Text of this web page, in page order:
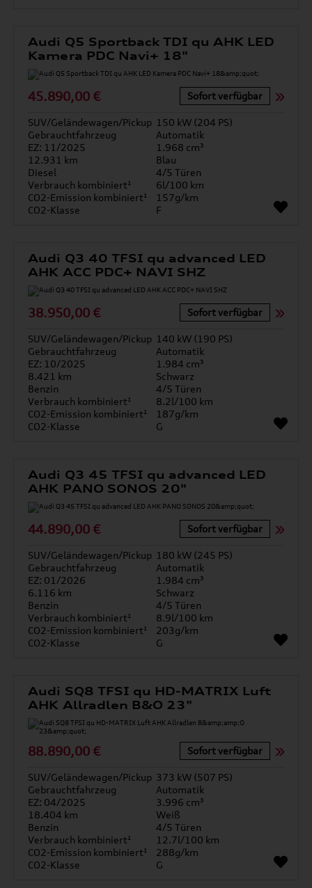
Audi Q5 Sportback TDI qu AHK LED
Kamera PDC Navi+ 18"
45.890,00 € Sofort verfügbar
SUV/Geländewagen/Pickup 150 kW (204 PS)
Gebrauchtfahrzeug
Automatik
EZ: 11/2025
1.968 cm³
12.931 km
Blau
Diesel
4/5 Türen
Verbrauch kombiniert¹
6l/100 km
CO2-Emission kombiniert¹
157g/km
CO2-Klasse
F
Audi Q3 40 TFSI qu advanced LED
AHK ACC PDC+ NAVI SHZ
38.950,00 € Sofort verfügbar
SUV/Geländewagen/Pickup 140 kW (190 PS)
Gebrauchtfahrzeug
Automatik
EZ: 10/2025
1.984 cm³
8.421 km
Schwarz
Benzin
4/5 Türen
Verbrauch kombiniert¹
8.2l/100 km
CO2-Emission kombiniert¹
187g/km
CO2-Klasse
G
Audi Q3 45 TFSI qu advanced LED
AHK PANO SONOS 20"
44.890,00 € Sofort verfügbar
SUV/Geländewagen/Pickup 180 kW (245 PS)
Gebrauchtfahrzeug
Automatik
EZ: 01/2026
1.984 cm³
6.116 km
Schwarz
Benzin
4/5 Türen
Verbrauch kombiniert¹
8.9l/100 km
CO2-Emission kombiniert¹
203g/km
CO2-Klasse
G
Audi SQ8 TFSI qu HD-MATRIX Luft
AHK Allradlen B&O 23"
88.890,00 € Sofort verfügbar
SUV/Geländewagen/Pickup 373 kW (507 PS)
Gebrauchtfahrzeug
Automatik
EZ: 04/2025
3.996 cm³
18.404 km
Weiß
Benzin
4/5 Türen
Verbrauch kombiniert¹
12.7l/100 km
CO2-Emission kombiniert¹
288g/km
CO2-Klasse
G